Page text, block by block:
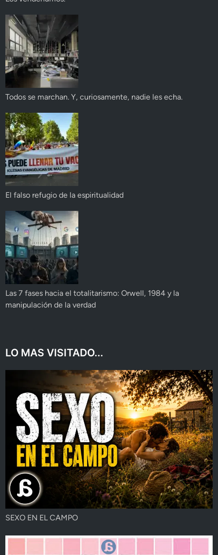
Todos se marchan. Y, curiosamente, nadie les echa.
El falso refugio de la espiritualidad
Las 7 fases hacia el totalitarismo: Orwell, 1984 y la
manipulación de la verdad
LO MAS VISITADO...
SEXO EN EL CAMPO